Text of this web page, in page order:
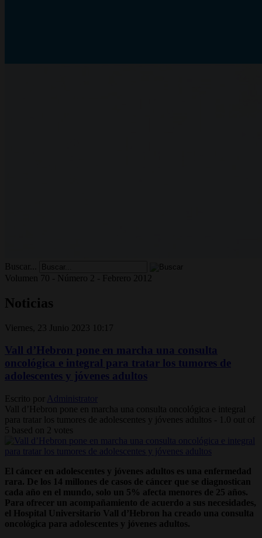
Buscar...
Volumen 70 - Número 2 - Febrero 2012
Noticias
Viernes, 23 Junio 2023 10:17
Vall d’Hebron pone en marcha una consulta
oncológica e integral para tratar los tumores de
adolescentes y jóvenes adultos
Escrito por
Administrator
Vall d’Hebron pone en marcha una consulta oncológica e integral
para tratar los tumores de adolescentes y jóvenes adultos - 1.0 out of
5 based on 2 votes
El cáncer en adolescentes y jóvenes adultos es una enfermedad
rara. De los 14 millones de casos de cáncer que se diagnostican
cada año en el mundo, solo un 5% afecta menores de 25 años.
Para ofrecer un acompañamiento de acuerdo a sus necesidades,
el Hospital Universitario Vall d’Hebron ha creado una consulta
oncológica para adolescentes y jóvenes adultos.